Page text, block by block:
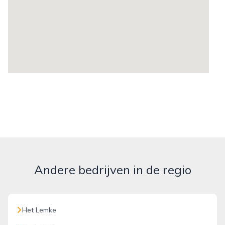
Andere bedrijven in de regio
Het Lemke